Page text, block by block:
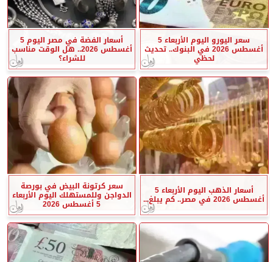
سعر اليورو اليوم الأربعاء 5
أغسطس 2026 في البنوك.. تحديث
لحظي
أسعار الفضة في مصر اليوم 5
أغسطس 2026.. هل الوقت مناسب
للشراء؟
أسعار الذهب اليوم الأربعاء 5
أغسطس 2026 في مصر.. كم يبلغ...
سعر كرتونة البيض في بورصة
الدواجن وللمستهلك اليوم الأربعاء
5 أغسطس 2026